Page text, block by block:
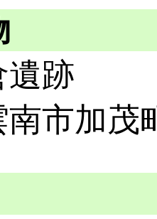
遺跡
市加茂